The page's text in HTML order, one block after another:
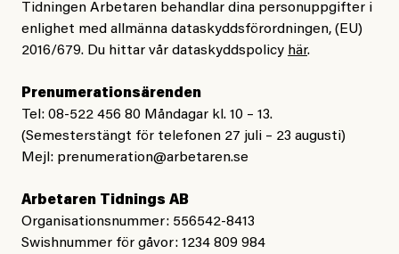
Tidningen Arbetaren behandlar dina personuppgifter i
enlighet med allmänna dataskyddsförordningen, (EU)
2016/679. Du hittar vår dataskyddspolicy här.
Prenumerationsärenden
Tel: 08-522 456 80 Måndagar kl. 10 – 13.
(Semesterstängt för telefonen 27 juli – 23 augusti)
Mejl: prenumeration@arbetaren.se
Arbetaren Tidnings AB
Organisationsnummer: 556542-8413
Swishnummer för gåvor: 1234 809 984